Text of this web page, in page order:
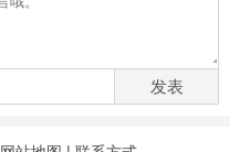
发表